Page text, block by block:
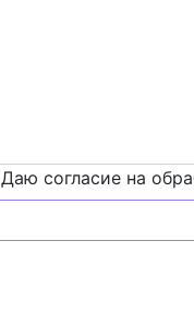
Даю согласие на